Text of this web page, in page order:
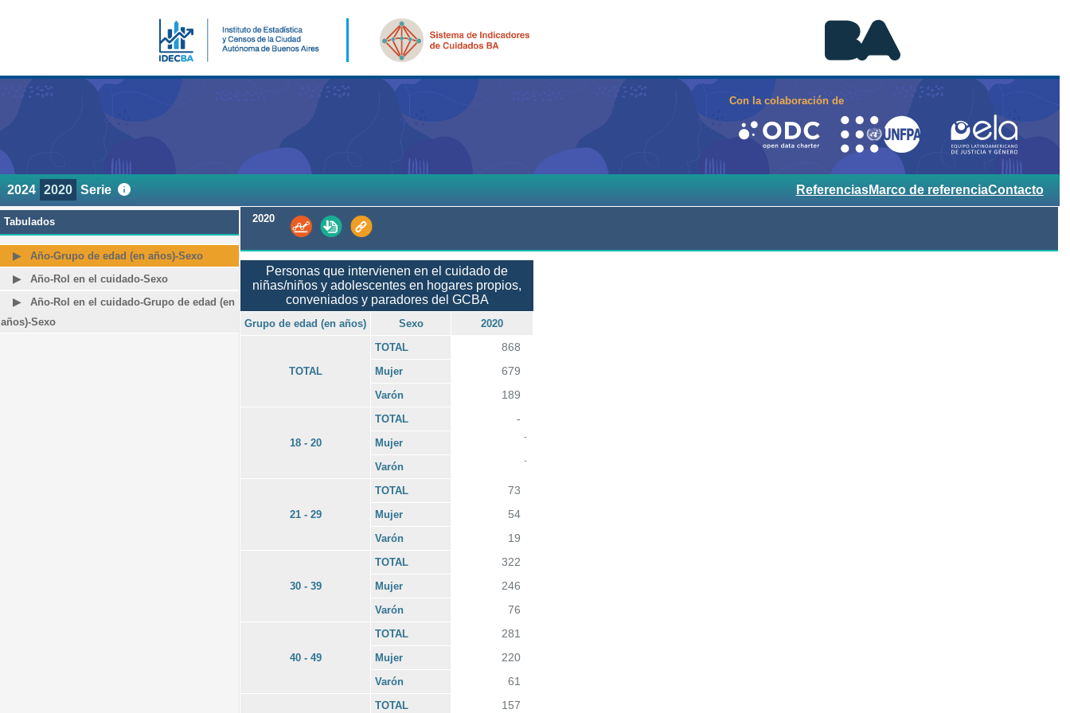
Con la colaboración de
2024 2020 Serie ReferenciasMarco de referenciaContacto
Tabulados
Año-Grupo de edad (en años)-Sexo
Año-Rol en el cuidado-Sexo
Año-Rol en el cuidado-Grupo de edad (en
años)-Sexo
2020
Personas que intervienen en el cuidado de
niñas/niños y adolescentes en hogares propios,
conveniados y paradores del GCBA
Grupo de edad (en años) Sexo 2020
TOTAL
TOTAL 868
Mujer 679
Varón 189
18 - 20
TOTAL -
Mujer -
Varón -
21 - 29
TOTAL 73
Mujer 54
Varón 19
30 - 39
TOTAL 322
Mujer 246
Varón 76
40 - 49
TOTAL 281
Mujer 220
Varón 61
TOTAL 157